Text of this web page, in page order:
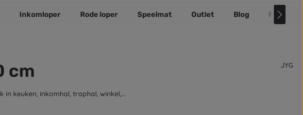
Inkomloper Rode loper Speelmat Outlet Blog Faq
cm JYG
keuken, inkomhal, traphal, winkel,...